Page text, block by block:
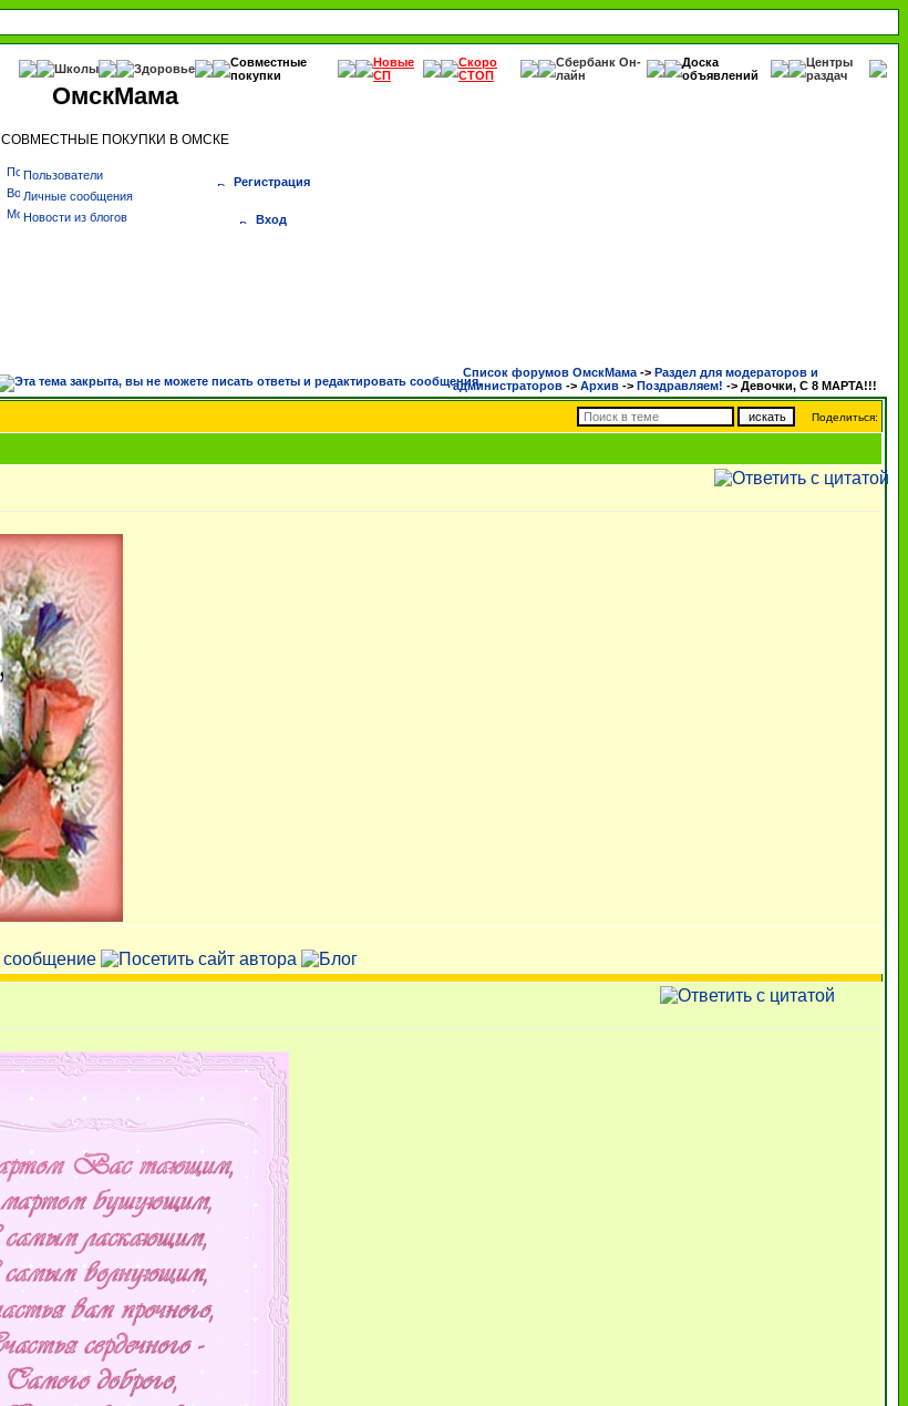
Школы Здоровье
Совместные
покупки
Новые
СП
Скоро
СТОП
Сбербанк Он-
лайн
Доска
объявлений
Центры
раздач
ОмскМама
СОВМЕСТНЫЕ ПОКУПКИ В ОМСКЕ
Пользователи
Личные сообщения
Новости из блогов
Регистрация
Вход
Список форумов ОмскМама -> Раздел для модераторов и
администраторов -> Архив -> Поздравляем! -> Девочки, С 8 МАРТА!!!
Поделиться: